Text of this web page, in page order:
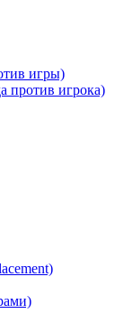
игры)
против игрока)